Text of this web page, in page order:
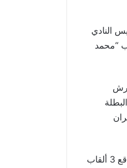
النادي
“محمد
العرش
البطلة
ويفتخر عشاق نادي الرجاء بأن فريقهم الأكثر تتويجًا في المغرب بالألقاب القارية، بواقع 3 ألقاب